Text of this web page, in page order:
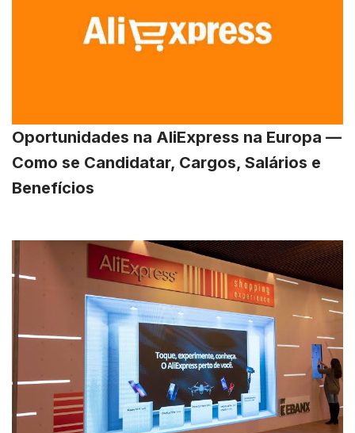
Oportunidades na AliExpress na Europa —
Como se Candidatar, Cargos, Salários e
Benefícios